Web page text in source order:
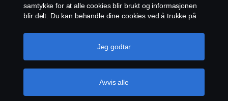
143 Skøyen, 0277 Oslo Telefon: 22 06 45 00 epost:
sno.info@scania.com. Fakturaadresse:
samtykke for at alle cookies blir brukt og informasjonen
blir delt. Du kan behandle dine cookies ved å trukke på
en mer detaljert forklaring hvordan vi bruker cookies,
vennligst besøk vår cookies-erklæring, som du finner ved
Avvis alle
Jeg godtar